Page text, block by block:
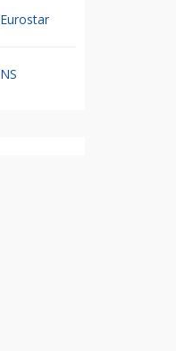
Eurostar
NS